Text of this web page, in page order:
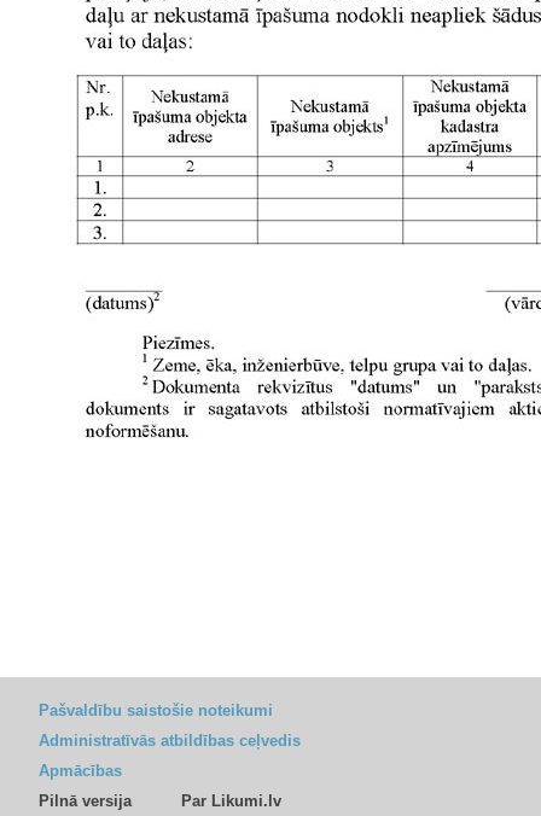
Pašvaldību saistošie noteikumi
Administratīvās atbildības ceļvedis
Apmācības
Pilnā versija
Par Likumi.lv